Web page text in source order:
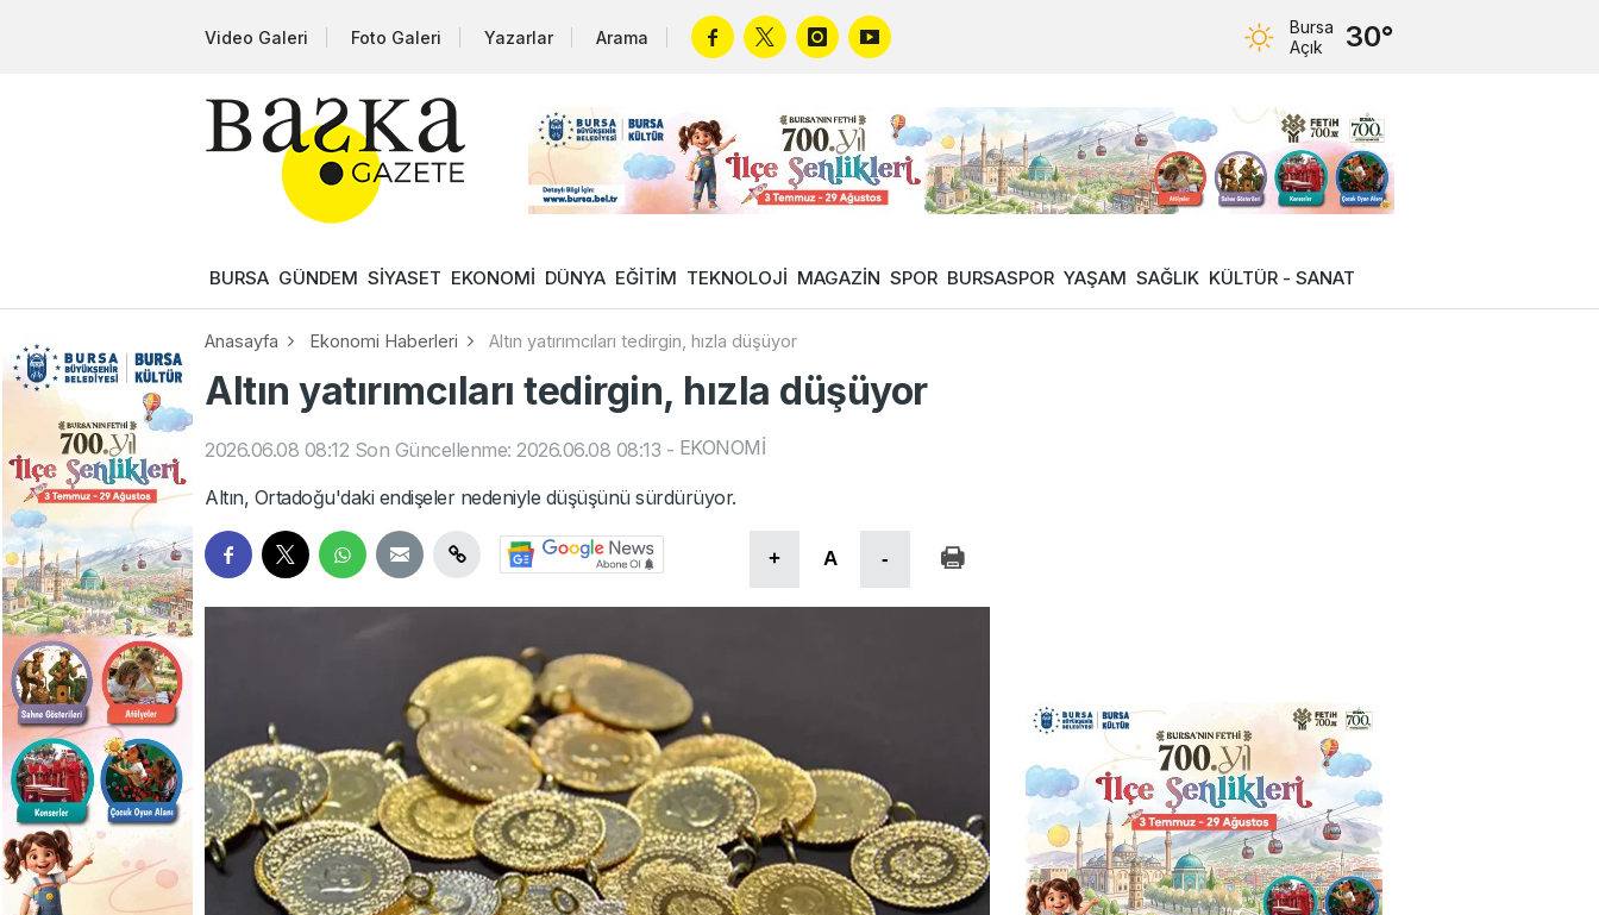
Video Galeri Foto Galeri Yazarlar Arama
Bursa
Açık
30°
BURSA GÜNDEM SİYASET EKONOMİ DÜNYA EĞİTİM TEKNOLOJİ MAGAZİN SPOR BURSASPOR YAŞAM SAĞLIK KÜLTÜR - SANAT
Anasayfa Ekonomi Haberleri Altın yatırımcıları tedirgin, hızla düşüyor
Altın yatırımcıları tedirgin, hızla düşüyor
2026.06.08 08:12 Son Güncellenme: 2026.06.08 08:13 - EKONOMİ
Altın, Ortadoğu'daki endişeler nedeniyle düşüşünü sürdürüyor.
+ A -